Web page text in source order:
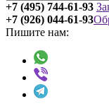
+7 (495) 744-61-93
+7 (926) 044-61-93
Пишите нам: